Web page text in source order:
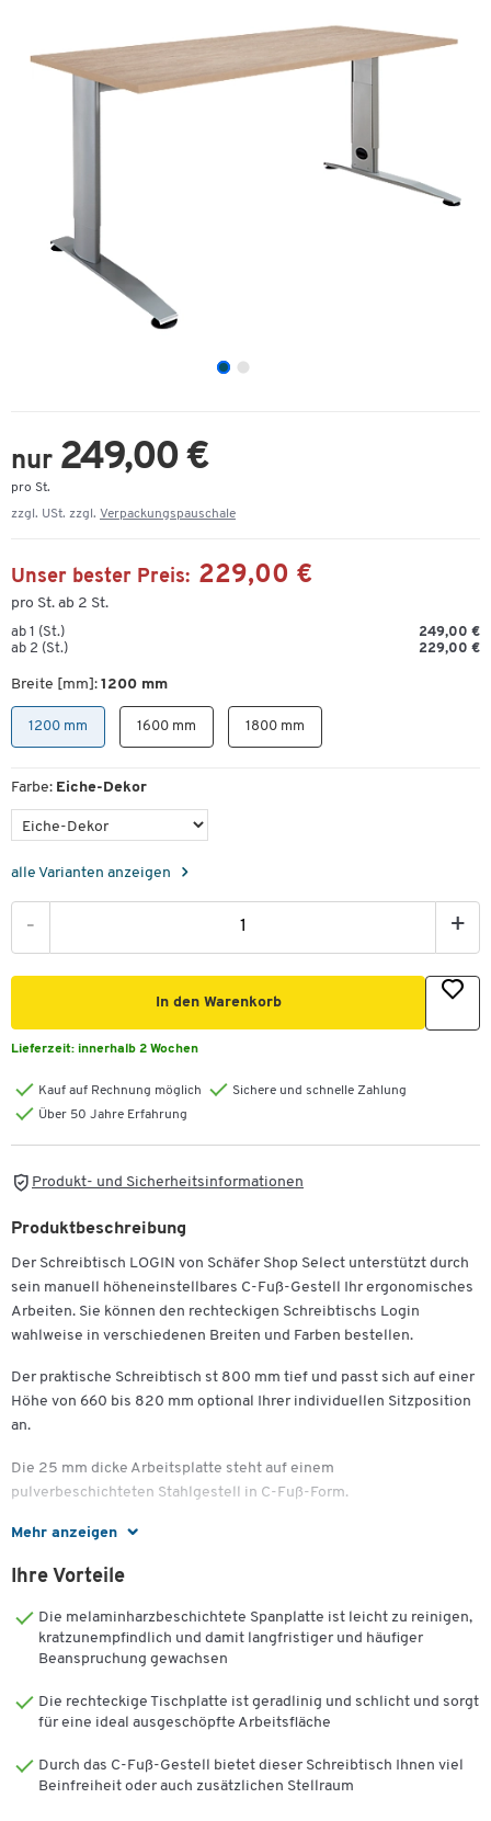
nur 249,00 €
pro St.
zzgl. USt. zzgl. Verpackungspauschale
Unser bester Preis: 229,00 €
pro St. ab 2 St.
ab 1 (St.)
249,00 €
ab 2 (St.)
229,00 €
Breite [mm]: 1200 mm
1200 mm 1600 mm 1800 mm
Farbe: Eiche-Dekor
alle Varianten anzeigen
- +
In den Warenkorb
Lieferzeit: innerhalb 2 Wochen
Kauf auf Rechnung möglich
Sichere und schnelle Zahlung
Über 50 Jahre Erfahrung
Produkt- und Sicherheitsinformationen
Mehr anzeigen
Produktbeschreibung
Der Schreibtisch LOGIN von Schäfer Shop Select unterstützt durch
sein manuell höheneinstellbares C-Fuß-Gestell Ihr ergonomisches
Arbeiten. Sie können den rechteckigen Schreibtischs Login
wahlweise in verschiedenen Breiten und Farben bestellen.
Der praktische Schreibtisch st 800 mm tief und passt sich auf einer
Höhe von 660 bis 820 mm optional Ihrer individuellen Sitzposition
an.
Die 25 mm dicke Arbeitsplatte steht auf einem
pulverbeschichteten Stahlgestell in C-Fuß-Form.
In dem Gestell können Sie sowohl eine horizontale wie auch
zusätzlich sicherer gestalten.
Zur Erweiterung Ihres Schäfer Shop Select Schreibtisches LOGIN
stehen zusätzlich ein Anbautisch sowie eine Verkettungsplatte im
mehr an Ihre Bedürfnisse anpassen können.
Klassisch rechteckige Form
Ihre Vorteile
Die melaminharzbeschichtete Spanplatte ist leicht zu reinigen,
kratzunempfindlich und damit langfristiger und häufiger
Beanspruchung gewachsen
Die rechteckige Tischplatte ist geradlinig und schlicht und sorgt
für eine ideal ausgeschöpfte Arbeitsfläche
Durch das C-Fuß-Gestell bietet dieser Schreibtisch Ihnen viel
Beinfreiheit oder auch zusätzlichen Stellraum